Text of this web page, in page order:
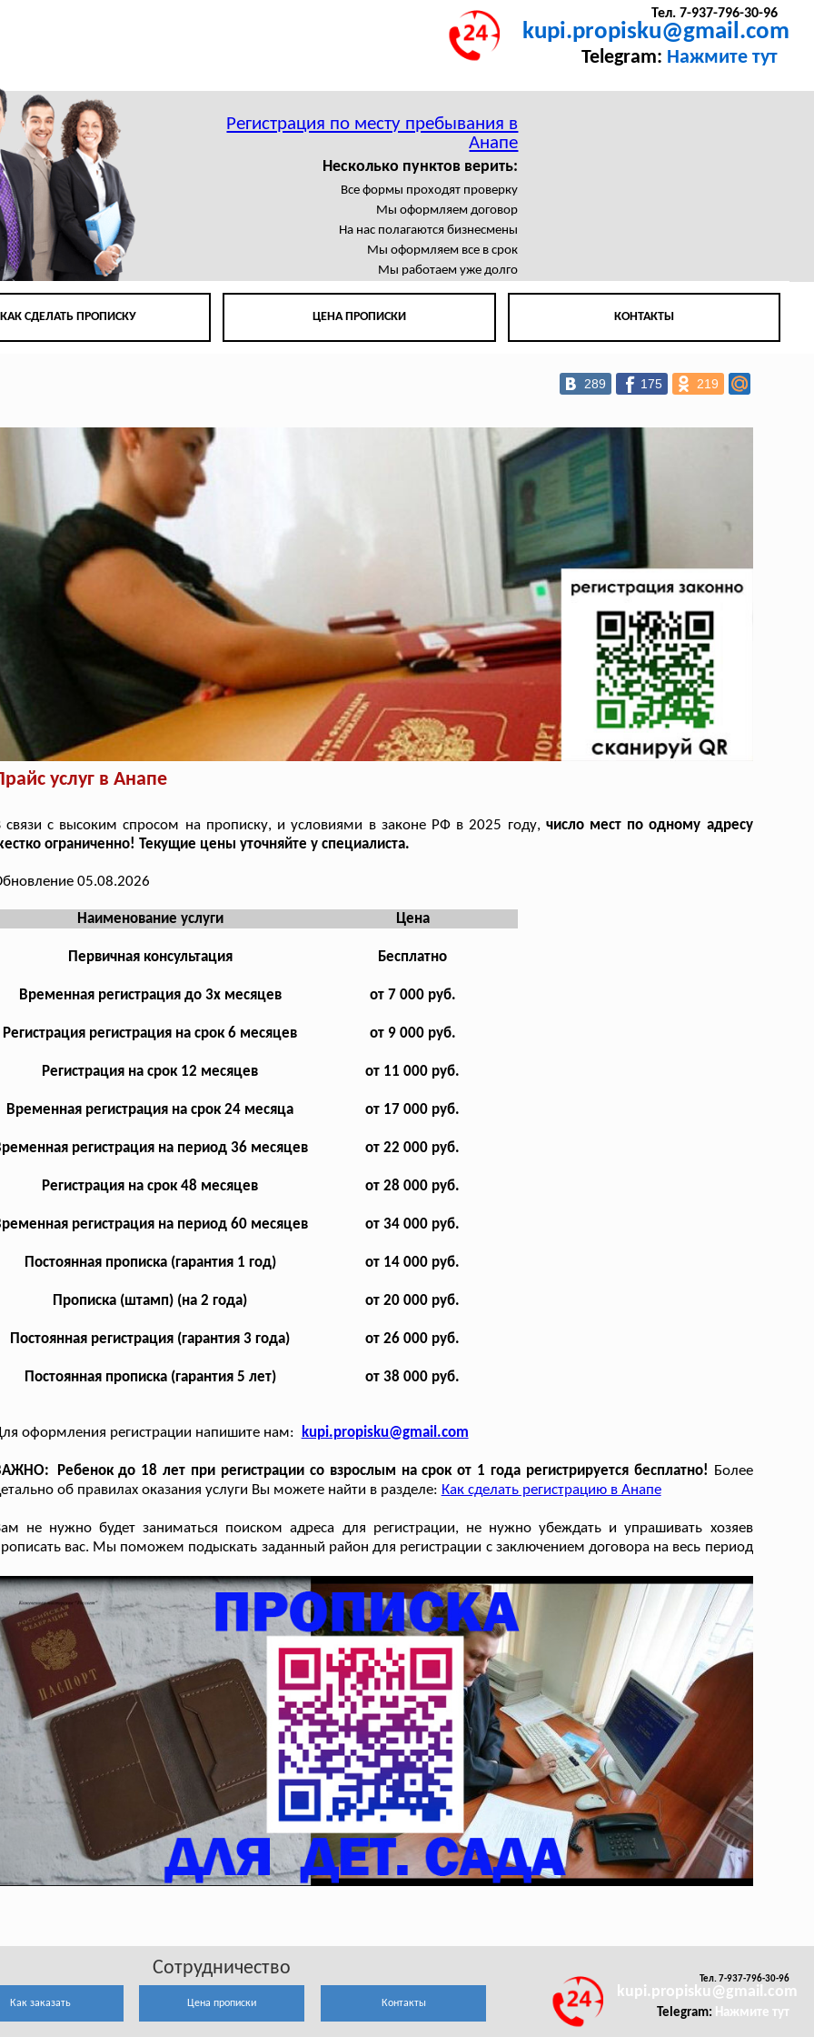
Тел. 7-937-796-30-96
kupi.propisku@gmail.com
Telegram: Нажмите тут
Регистрация по месту пребывания в
Анапе
Несколько пунктов верить:
Все формы проходят проверку
Мы оформляем договор
На нас полагаются бизнесмены
Мы оформляем все в срок
Мы работаем уже долго
КАК СДЕЛАТЬ ПРОПИСКУ ЦЕНА ПРОПИСКИ КОНТАКТЫ
289 175 219
услуг в Анапе
связи с высоким спросом на прописку, и условиями в законе РФ в 2025 году, число мест по одному адресу
ограниченно! Текущие цены уточняйте у специалиста.
05.08.2026
Наименование услуги Цена
Первичная консультация Бесплатно
Временная регистрация до 3х месяцев от 7 000 руб.
Регистрация регистрация на срок 6 месяцев от 9 000 руб.
Регистрация на срок 12 месяцев от 11 000 руб.
Временная регистрация на срок 24 месяца от 17 000 руб.
регистрация на период 36 месяцев от 22 000 руб.
Регистрация на срок 48 месяцев от 28 000 руб.
регистрация на период 60 месяцев от 34 000 руб.
Постоянная прописка (гарантия 1 год) от 14 000 руб.
Прописка (штамп) (на 2 года) от 20 000 руб.
Постоянная регистрация (гарантия 3 года) от 26 000 руб.
Постоянная прописка (гарантия 5 лет) от 38 000 руб.
оформления регистрации напишите нам: kupi.propisku@gmail.com
Ребенок до 18 лет при регистрации со взрослым на срок от 1 года регистрируется бесплатно! Более
об правилах оказания услуги Вы можете найти в разделе: Как сделать регистрацию в Анапе
не нужно будет заниматься поиском адреса для регистрации, не нужно убеждать и упрашивать хозяев
вас. Мы поможем подыскать заданный район для регистрации с заключением договора на весь период
Сотрудничество
Как заказать Цена прописки Контакты
Тел. 7-937-796-30-96
kupi.propisku@gmail.com
Telegram: Нажмите тут